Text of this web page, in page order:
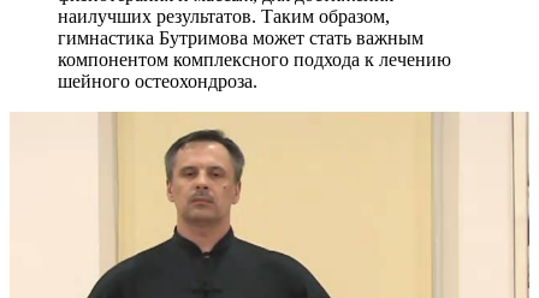
наилучших результатов. Таким образом,
гимнастика Бутримова может стать важным
компонентом комплексного подхода к лечению
шейного остеохондроза.